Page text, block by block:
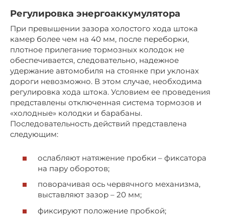
Регулировка энергоаккумулятора
При превышении зазора холостого хода штока
камер более чем на 40 мм, после переборки,
плотное прилегание тормозных колодок не
обеспечивается, следовательно, надежное
удержание автомобиля на стоянке при уклонах
дороги невозможно. В этом случае, необходима
регулировка хода штока. Условием ее проведения
представлены отключенная система тормозов и
«холодные» колодки и барабаны.
Последовательность действий представлена
следующим:
ослабляют натяжение пробки – фиксатора
на пару оборотов;
поворачивая ось червячного механизма,
выставляют зазор – 20 мм;
фиксируют положение пробкой;